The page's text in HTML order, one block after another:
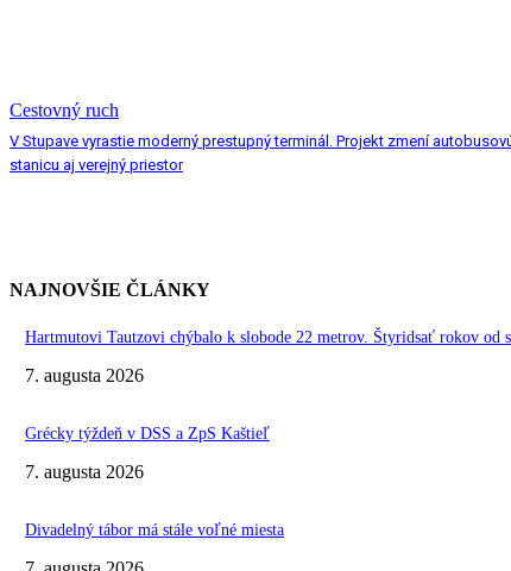
Cestovný ruch
V Stupave vyrastie moderný prestupný terminál. Projekt zmení
stanicu aj verejný priestor
NAJNOVŠIE ČLÁNKY
Hartmutovi Tautzovi chýbalo k slobode 22 metrov. Štyridsať rokov od
7. augusta 2026
Grécky týždeň v DSS a ZpS Kaštieľ
7. augusta 2026
Divadelný tábor má stále voľné miesta